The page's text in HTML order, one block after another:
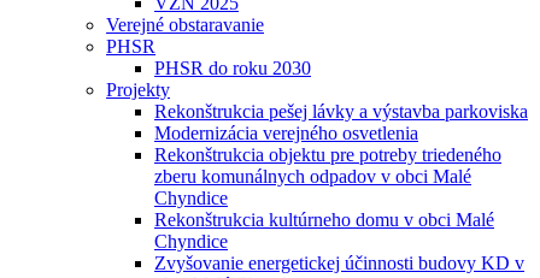
Verejné obstaravanie
PHSR
PHSR do roku 2030
Projekty
Rekonštrukcia pešej lávky a výstavba parkoviska
Modernizácia verejného osvetlenia
Rekonštrukcia objektu pre potreby triedeného
zberu komunálnych odpadov v obci Malé
Chyndice
Rekonštrukcia kultúrneho domu v obci Malé
Chyndice
Zvyšovanie energetickej účinnosti budovy KD v